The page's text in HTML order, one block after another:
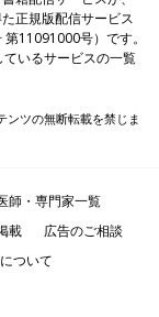
正規版配信サービス
11091000号）です。
ているサービスの一覧
ンツの無断転載を禁じま
師・専門家一覧
載
広告のご相談
ついて